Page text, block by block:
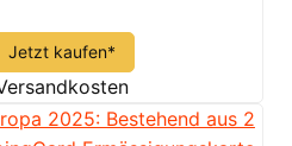
Jetzt kaufen*
2025: Bestehend aus 2